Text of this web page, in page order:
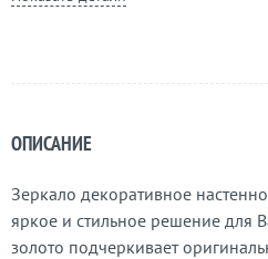
ОПИСАНИЕ
Зеркало декоративное
яркое и стильное решение для
золото подчеркивает